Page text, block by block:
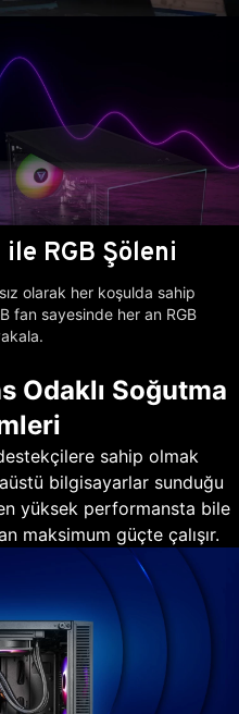
RGB Şöleni
olarak her koşulda sahip
fan sayesinde her an RGB
Odaklı Soğutma
sahip olmak
bilgisayarlar sunduğu
yüksek performansta bile
maksimum güçte çalışır.